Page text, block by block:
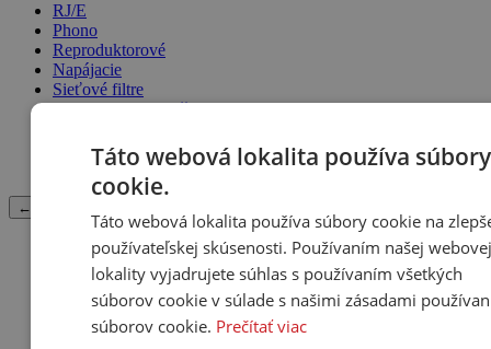
RJ/E
Phono
Reproduktorové
Napájacie
Sieťové filtre
Konektory / Ukončovacie sety
Nástroje na výrobu káblov
Spojky / Redukcie
← Späť
Hi-Fi nábytok
Nábytok - Hi-Fi / AV
Rack - Hi-Fi
Táto webová lokalita používa súbory
cookie.
Táto webová lokalita používa súbory cookie na
používateľskej skúsenosti. Používaním našej webovej
lokality vyjadrujete súhlas s používaním všetkých
súborov cookie v súlade s našimi zásadami
súborov cookie. Prečítať viac